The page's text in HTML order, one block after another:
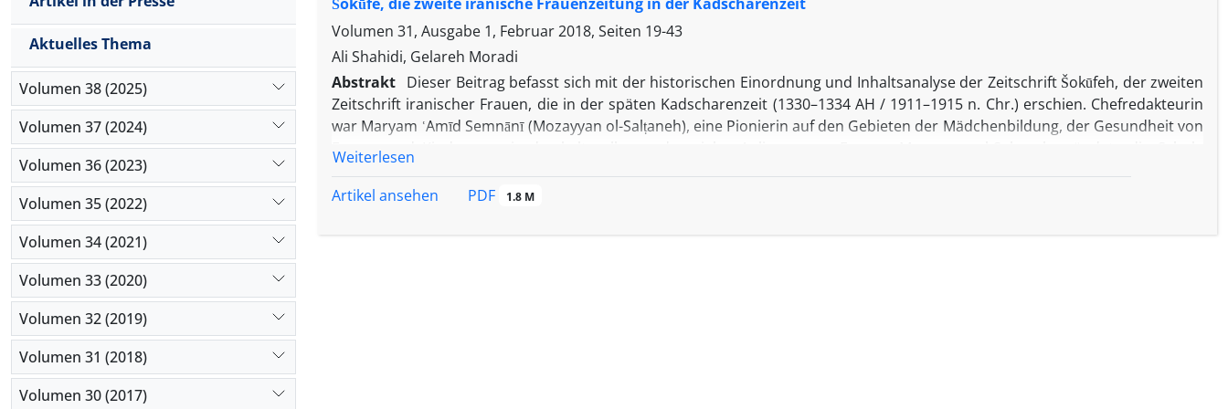
Volumen 31, Ausgabe 1, Februar 2018, Seiten 19-43
Ali Shahidi, Gelareh Moradi
Abstrakt Dieser Beitrag befasst sich mit der historischen Einordnung und Inhaltsanalyse der Zeitschrift Šokūfeh, der zweiten
Zeitschrift iranischer Frauen, die in der späten Kadscharenzeit (1330–1334 AH / 1911–1915 n. Chr.) erschien. Chefredakteurin
war Maryam ʿAmīd Semnānī (Mozayyan ol-Salṭaneh), eine Pionierin auf den Gebieten der Mädchenbildung, der Gesundheit von
Frauen und Kindern sowie der kulturellen und sozialen Anliegen von Frauen. Mozayyan ol-Salṭaneh gründete die Schule
thematisiert werden. Die Inhaltsanalyse der Zeitschrift liefert ein quantitatives und qualitatives Bild der Absichten,
im Kontext des sozialen Wandels in der späten Kadscharenzeit.
Weiterlesen
Artikel ansehen
PDF 1.8 M
Aktuelles Thema
Volumen 38 (2025)
Volumen 37 (2024)
Volumen 36 (2023)
Volumen 35 (2022)
Volumen 34 (2021)
Volumen 33 (2020)
Volumen 32 (2019)
Volumen 31 (2018)
Volumen 30 (2017)